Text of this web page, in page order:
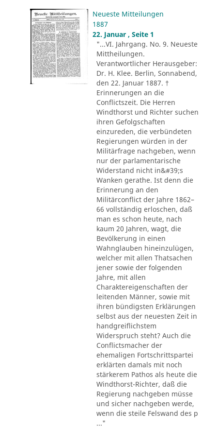
Neueste Mitteilungen
1887
22. Januar , Seite 1
"...VI. Jahrgang. No. 9. Neueste
Mittheilungen.
Verantwortlicher Herausgeber:
Dr. H. Klee. Berlin, Sonnabend,
den 22. Januar 1887. †
Erinnerungen an die
Conflictszeit. Die Herren
Windthorst und Richter suchen
ihren Gefolgschaften
einzureden, die verbündeten
Regierungen würden in der
Militärfrage nachgeben, wenn
nur der parlamentarische
Widerstand nicht in&#39;s
Wanken gerathe. Ist denn die
Erinnerung an den
Militärconflict der Jahre 1862–
66 vollständig erloschen, daß
man es schon heute, nach
kaum 20 Jahren, wagt, die
Bevölkerung in einen
Wahnglauben hineinzulügen,
welcher mit allen Thatsachen
jener sowie der folgenden
Jahre, mit allen
Charaktereigenschaften der
leitenden Männer, sowie mit
ihren bündigsten Erklärungen
selbst aus der neuesten Zeit in
handgreiflichstem
Widerspruch steht? Auch die
Conflictsmacher der
ehemaligen Fortschrittspartei
erklärten damals mit noch
stärkerem Pathos als heute die
Windthorst-Richter, daß die
Regierung nachgeben müsse
und sicher nachgeben werde,
wenn die steile Felswand des p
..."